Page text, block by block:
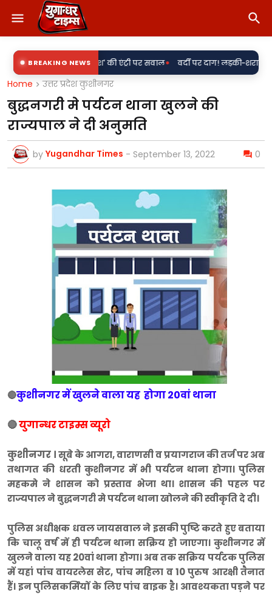
BREAKING NEWS
के साथ 'राकेश' की एंट्री पर सवाल• वर्दी पर दाग! लड़की-शराब की मांग और
Home उत्तर प्रदेश कुशीनगर
बुद्धनगरी मे पर्यटन थाना खुलने की
राज्यपाल ने दी अनुमति
by Yugandhar Times - September 13, 2022 0
🔴कुशीनगर में खुलने वाला यह होगा 20वां थाना
🔴युगान्धर टाइम्स व्यूरो
कुशीनगर ।सूबे के आगरा, वाराणसी व प्रयागराज की तर्ज पर अब
तथागत की धरती कुशीनगर में भी पर्यटन थाना होगा। पुलिस
महकमे ने शासन को प्रस्ताव भेजा था। शासन की पहल पर
राज्यपाल ने बुद्धनगरी मे पर्यटन थाना खोलने की स्वीकृति दे दी।
पुलिस अधीक्षक धवल जायसवाल ने इसकी पुष्टि करते हुए बताया
कि चालू वर्ष में ही पर्यटन थाना सक्रिय हो जाएगा। कुशीनगर में
खुलने वाला यह 20वां थाना होगा। अब तक सक्रिय पर्यटक पुलिस
में यहां पांच वायरलेस सेट, पांच महिला व 10 पुरुष आरक्षी तैनात
हैं। इन पुलिसकर्मियों के लिए पांच बाइक है। आवश्यकता पड़ने पर